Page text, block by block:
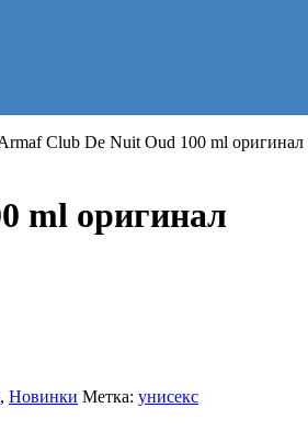
Club De Nuit Oud 100 ml оригинал
ml оригинал
, Новинки Метка: унисекс